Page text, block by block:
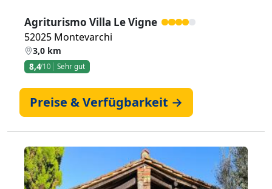
Agriturismo Villa Le Vigne
52025 Montevarchi
3,0 km
8,4/10 Sehr gut
Preise & Verfügbarkeit →